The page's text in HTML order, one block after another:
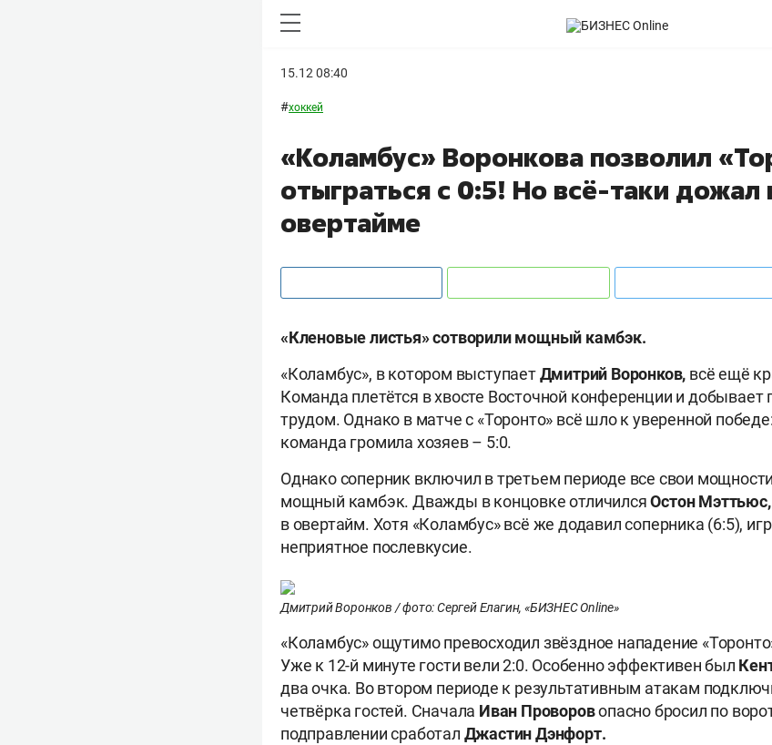
15.12 08:40
#хоккей
«Коламбус» Воронкова позволил
отыграться с 0:5! Но всё-таки дожал
овертайме
«Кленовые листья» сотворили мощный камбэк.
«Коламбус», в котором выступаетДмитрий Воронков, всё ещё
Команда плетётся в хвосте Восточной конференции и
трудом. Однако в матче с «Торонто» всё шло к уверенной
команда громила хозяев – 5:0.
Однако соперник включил в третьем периоде все свои
мощный камбэк. Дважды в концовке отличилсяОстон Мэттьюс,
в овертайм. Хотя «Коламбус» всё же додавил соперника (6:5),
неприятное послевкусие.
Дмитрий Воронков / фото: Сергей Елагин, «БИЗНЕС Online»
«Коламбус» ощутимо превосходил звёздное нападение
Уже к 12-й минуте гости вели 2:0. Особенно эффективен был
два очка. Во втором периоде к результативным атакам
четвёрка гостей. Сначала Иван Проворовопасно бросил по
подправлении сработал Джастин Дэнфорт.